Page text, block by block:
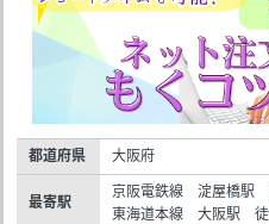
都道府県 大阪府
最寄駅
京阪電鉄線 淀屋橋駅
東海道本線 大阪駅 徒